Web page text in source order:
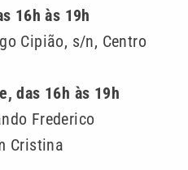
16h às 19h
Cipião, s/n, Centro
das 16h às 19h
Frederico
Cristina